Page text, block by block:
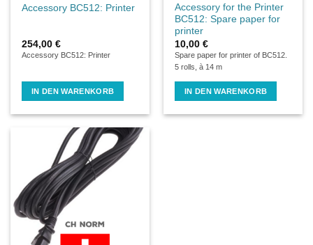
Accessory BC512: Printer
254,00€
Accessory BC512: Printer
IN DEN WARENKORB
Accessory for the Printer
BC512: Spare paper for
printer
10,00€
Spare paper for printer of BC512.
5 rolls, à 14 m
IN DEN WARENKORB